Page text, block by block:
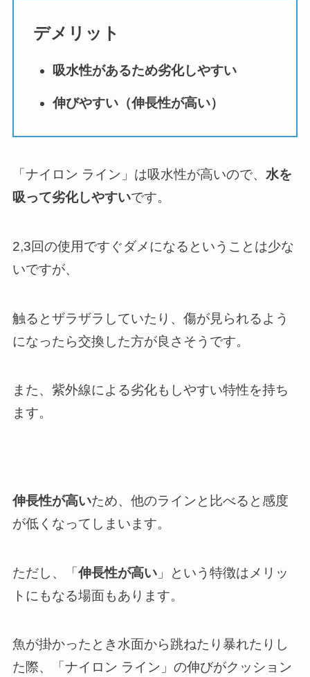
デメリット
吸水性があるため劣化しやすい
伸びやすい（伸長性が高い）
「ナイロン ライン」は吸水性が高いので、 水を
吸って劣化しやすいです。
2,3回の使用ですぐダメになるということは少な
いですが、
触るとザラザラしていたり、傷が見られるよう
になったら交換した方が良さそうです。
また、紫外線による劣化もしやすい特性を持ち
ます。
伸長性が高いため、他のラインと比べると感度
が低くなってしまいます。
ただし、「 伸長性が高い」という特徴はメリッ
トにもなる場面もあります。
魚が掛かったとき水面から跳ねたり暴れたりし
た際、「ナイロン ライン」の伸びがクッション